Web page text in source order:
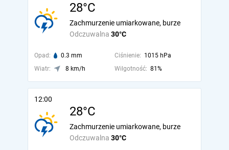
28°C
Odczuwalna 30°C
Zachmurzenie umiarkowane, burze
Opad: 0.3 mm Ciśnienie: 1015 hPa
Wiatr:
8 km/h Wilgotność: 81%
12:00
28°C
Odczuwalna 30°C
Zachmurzenie umiarkowane, burze